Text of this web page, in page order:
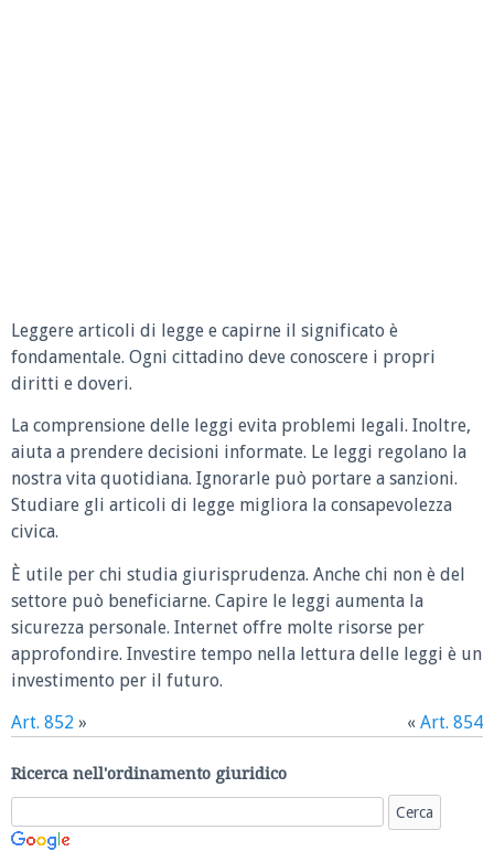
Leggere articoli di legge e capirne il significato è
fondamentale. Ogni cittadino deve conoscere i propri
diritti e doveri.
La comprensione delle leggi evita problemi legali. Inoltre,
aiuta a prendere decisioni informate. Le leggi regolano la
nostra vita quotidiana. Ignorarle può portare a sanzioni.
Studiare gli articoli di legge migliora la consapevolezza
civica.
È utile per chi studia giurisprudenza. Anche chi non è del
settore può beneficiarne. Capire le leggi aumenta la
sicurezza personale. Internet offre molte risorse per
approfondire. Investire tempo nella lettura delle leggi è un
investimento per il futuro.
Art. 852 » « Art. 854
Ricerca nell'ordinamento giuridico